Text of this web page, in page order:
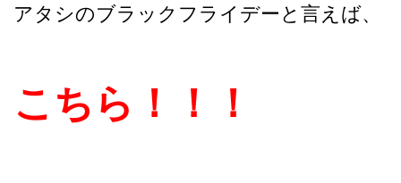
アタシのブラックフライデーと言えば、
こちら！！！